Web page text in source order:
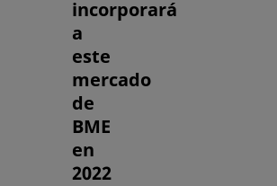
incorporará
a
este
mercado
de
BME
en
2022